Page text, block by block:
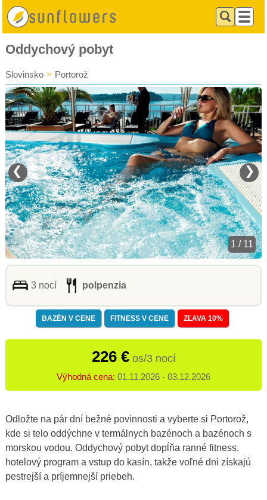
Oddychový pobyt
Slovinsko > Portorož
❮ ❯
1 / 11
3 nocí polpenzia
BAZÉN V CENE FITNESS V CENE ZĽAVA 10%
226 €os/3 nocí
Výhodná cena: 01.11.2026 - 03.12.2026
Odložte na pár dní bežné povinnosti a vyberte si Portorož,
kde si telo oddýchne v termálnych bazénoch a bazénoch s
morskou vodou. Oddychový pobyt dopĺňa ranné fitness,
hotelový program a vstup do kasín, takže voľné dni získajú
pestrejší a príjemnejší priebeh.